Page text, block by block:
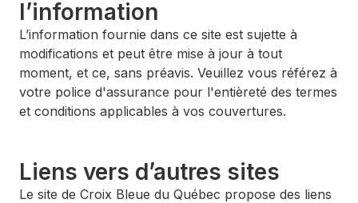
l’information
L’information fournie dans ce site est sujette à
modifications et peut être mise à jour à tout
moment, et ce, sans préavis. Veuillez vous référez à
votre police d'assurance pour l'entièreté des termes
et conditions applicables à vos couvertures.
Liens vers d’autres sites
Le site de Croix Bleue du Québec propose des liens